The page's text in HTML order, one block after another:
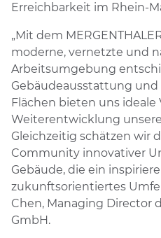
Erreichbarkeit im Rhein-
„Mit dem
moderne, vernetzte und
Arbeitsumgebung
Gebäudeausstattung
Flächen bieten uns ideale
Weiterentwicklung
Gleichzeitig schätzen wir
Community innovativer
Gebäude, die ein
zukunftsorientiertes
Chen, Managing Director
GmbH.